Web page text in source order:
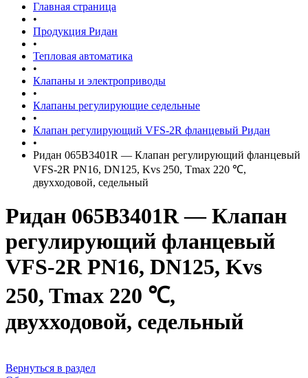
Главная страница
•
Продукция Ридан
•
Тепловая автоматика
•
Клапаны и электроприводы
•
Клапаны регулирующие седельные
•
Клапан регулирующий VFS-2R фланцевый Ридан
•
Ридан 065B3401R — Клапан регулирующий фланцевый
VFS-2R PN16, DN125, Kvs 250, Tmax 220 ℃,
двухходовой, седельный
Ридан 065B3401R — Клапан
регулирующий фланцевый
VFS-2R PN16, DN125, Kvs
250, Tmax 220 ℃,
двухходовой, седельный
Вернуться в раздел